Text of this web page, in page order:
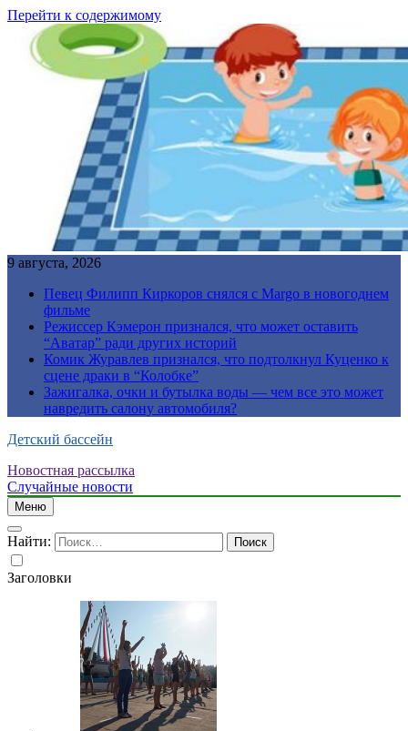
Перейти к содержимому
9 августа, 2026
Певец Филипп Киркоров снялся с Margo в новогоднем
фильме
Режиссер Кэмерон признался, что может оставить
“Аватар” ради других историй
Комик Журавлев признался, что подтолкнул Куценко к
сцене драки в “Колобке”
Зажигалка, очки и бутылка воды — чем все это может
навредить салону автомобиля?
Детский бассейн
Новостная рассылка
Случайные новости
Меню
Найти:
Заголовки